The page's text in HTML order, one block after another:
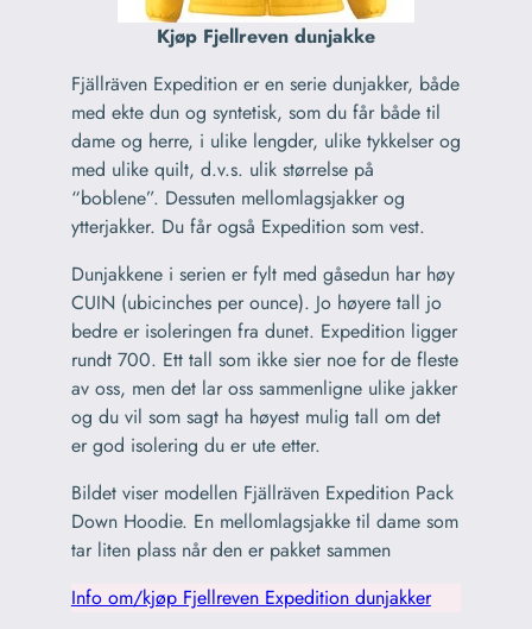
Kjøp Fjellreven dunjakke
Fjällräven Expedition er en serie dunjakker, både
med ekte dun og syntetisk, som du får både til
dame og herre, i ulike lengder, ulike tykkelser og
med ulike quilt, d.v.s. ulik størrelse på
“boblene”. Dessuten mellomlagsjakker og
ytterjakker. Du får også Expedition som vest.
Dunjakkene i serien er fylt med gåsedun har høy
CUIN (ubicinches per ounce). Jo høyere tall jo
bedre er isoleringen fra dunet. Expedition ligger
rundt 700. Ett tall som ikke sier noe for de fleste
av oss, men det lar oss sammenligne ulike jakker
og du vil som sagt ha høyest mulig tall om det
er god isolering du er ute etter.
Bildet viser modellen Fjällräven Expedition Pack
Down Hoodie. En mellomlagsjakke til dame som
tar liten plass når den er pakket sammen
Info om/kjøp Fjellreven Expedition dunjakker